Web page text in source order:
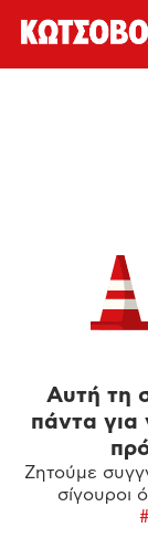
Αυτή τη
πάντα για
Ζητούμε
σίγουροι